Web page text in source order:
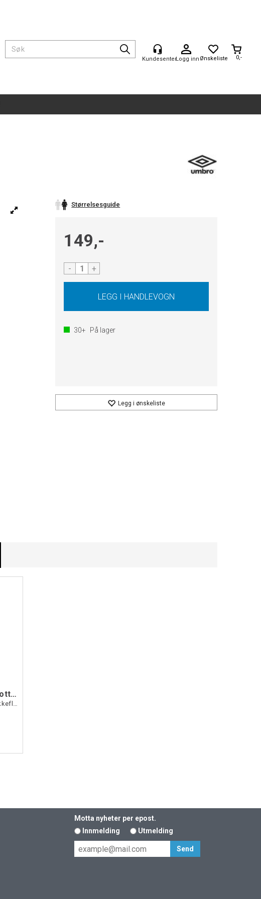
Logg inn 0,-
Størrelsesguide
149,-
- +
30+ På lager
Legg i ønskeliste
UMBRO Water Bottle Transp
Stilig og praktisk drikkeflaske
Motta nyheter per epost.
Innmelding
Utmelding